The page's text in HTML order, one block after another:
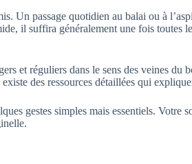
Un passage quotidien au balai ou à
il suffira généralement une fois toutes
et réguliers dans le sens des veines
existe des ressources détaillées qui
gestes simples mais essentiels. Votre